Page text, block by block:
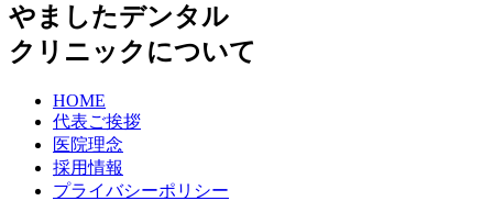
やましたデンタル
クリニックについて
HOME
代表ご挨拶
医院理念
採用情報
プライバシーポリシー